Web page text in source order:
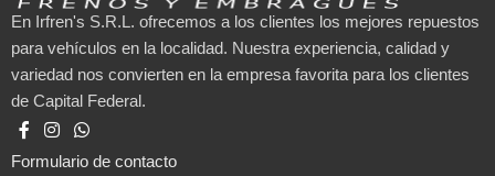
En Irfren's S.R.L. ofrecemos a los clientes los mejores repuestos
para vehículos en la localidad. Nuestra experiencia, calidad y
variedad nos convierten en la empresa favorita para los clientes
de Capital Federal.
Formulario de contacto